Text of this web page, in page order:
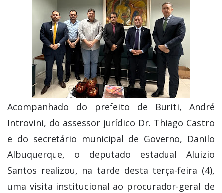
Acompanhado do prefeito de Buriti, André
Introvini, do assessor jurídico Dr. Thiago Castro
e do secretário municipal de Governo, Danilo
Albuquerque, o deputado estadual Aluizio
Santos realizou, na tarde desta terça-feira (4),
uma visita institucional ao procurador-geral de